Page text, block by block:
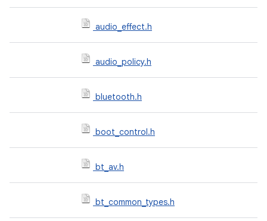
audio_effect.h
audio_policy.h
bluetooth.h
boot_control.h
bt_av.h
bt_common_types.h